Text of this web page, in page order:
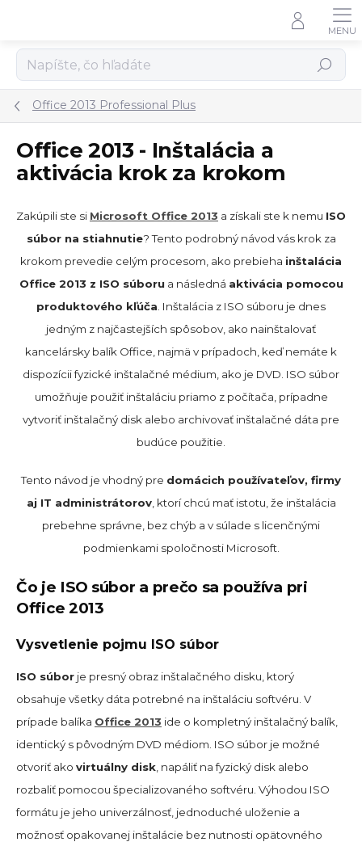
Hľadať
Office 2013 Professional Plus
Office 2013 - Inštalácia a
aktivácia krok za krokom
Zakúpili ste si Microsoft Office 2013 a získali ste k nemu ISO
súbor na stiahnutie? Tento podrobný návod vás krok za
krokom prevedie celým procesom, ako prebieha inštalácia
Office 2013 z ISO súborua následná aktivácia pomocou
produktového kľúča . Inštalácia z ISO súboru je dnes
jedným z najčastejších spôsobov, ako nainštalovať
kancelársky balík Office, najmä v prípadoch, keď nemáte k
dispozícii fyzické inštalačné médium, ako je DVD. ISO súbor
umožňuje použiť inštaláciu priamo z počítača, prípadne
vytvoriť inštalačný disk alebo archivovať inštalačné dáta pre
budúce použitie.
Tento návod je vhodný pre domácich používateľov, firmy
aj IT administrátorov, ktorí chcú mať istotu, že inštalácia
prebehne správne, bez chýb a v súlade s licenčnými
podmienkami spoločnosti Microsoft.
Čo je ISO súbor a prečo sa používa pri
Office 2013
Vysvetlenie pojmu ISO súbor
ISO súbor je presný obraz inštalačného disku, ktorý
obsahuje všetky dáta potrebné na inštaláciu softvéru. V
prípade balíka Office 2013 ide o kompletný inštalačný balík,
identický s pôvodným DVD médiom. ISO súbor je možné
otvoriť ako virtuálny disk , napáliť na fyzický disk alebo
rozbaliť pomocou špecializovaného softvéru. Výhodou ISO
formátu je jeho univerzálnosť, jednoduché uloženie a
možnosť opakovanej inštalácie bez nutnosti opätovného